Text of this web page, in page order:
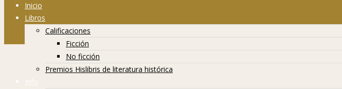
Inicio
Libros
Calificaciones
Ficción
No ficción
Premios Hislibris de literatura histórica
Info